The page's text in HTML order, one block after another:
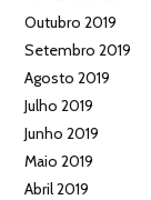
Outubro 2019
Setembro 2019
Agosto 2019
Julho 2019
Junho 2019
Maio 2019
Abril 2019